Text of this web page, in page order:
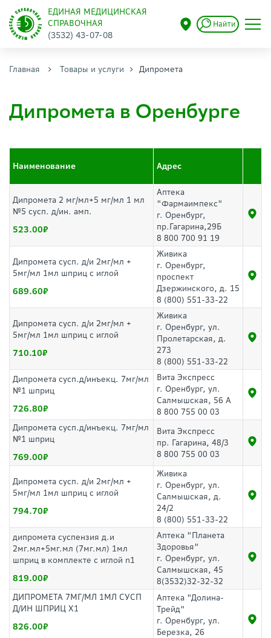
ЕДИНАЯ МЕДИЦИНСКАЯ
СПРАВОЧНАЯ
(3532) 43-07-08
Найти
Главная Товары и услуги Дипромета
Дипромета в Оренбурге
Наименование Адрес
Дипромета 2 мг/мл+5 мг/мл 1 мл
№5 сусп. д/ин. амп.
523.00
Аптека
"Фармаимпекс"
г. Оренбург,
пр.Гагарина,29Б
8 800 700 91 19
Дипромета сусп. д/и 2мг/мл +
5мг/мл 1мл шприц с иглой
689.60
Живика
г. Оренбург,
проспект
Дзержинского, д. 15
8 (800) 551-33-22
Дипромета сусп. д/и 2мг/мл +
5мг/мл 1мл шприц с иглой
710.10
Живика
г. Оренбург, ул.
Пролетарская, д.
273
8 (800) 551-33-22
Дипромета сусп.д/инъекц. 7мг/мл
№1 шприц
726.80
Вита Экспресс
г. Оренбург, ул.
Салмышская, 56 А
8 800 755 00 03
Дипромета сусп.д/инъекц. 7мг/мл
№1 шприц
769.00
Вита Экспресс
пр. Гагарина, 48/3
8 800 755 00 03
Дипромета сусп. д/и 2мг/мл +
5мг/мл 1мл шприц с иглой
794.70
Живика
г. Оренбург, ул.
Салмышская, д.
24/2
8 (800) 551-33-22
дипромета суспензия д.и
2мг.мл+5мг.мл (7мг.мл) 1мл
шприц в комплекте с иглой n1
819.00
Аптека "Планета
Здоровья"
г. Оренбург, ул.
Салмышская, 45
8(3532)32-32-32
ДИПРОМЕТА 7МГ/МЛ 1МЛ СУСП
Д/ИН ШПРИЦ Х1
826.00
Аптека "Долина-
Трейд"
г. Оренбург, ул.
Березка, 26